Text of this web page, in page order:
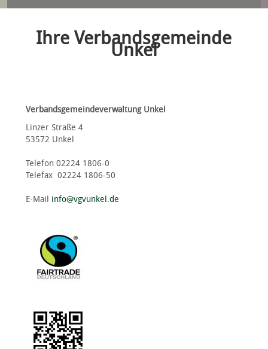
Ihre Verbandsgemeinde
Unkel
Verbandsgemeindeverwaltung Unkel
Linzer Straße 4
53572 Unkel
Telefon 02224 1806-0
Telefax 02224 1806-50
E-Mail info@vgvunkel.de